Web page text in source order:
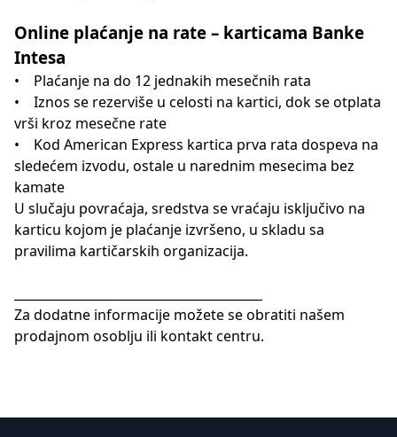
Online plaćanje na rate – karticama Banke
Intesa
• Plaćanje na do 12 jednakih mesečnih rata
• Iznos se rezerviše u celosti na kartici, dok se otplata
vrši kroz mesečne rate
• Kod American Express kartica prva rata dospeva na
sledećem izvodu, ostale u narednim mesecima bez
kamate
U slučaju povraćaja, sredstva se vraćaju isključivo na
karticu kojom je plaćanje izvršeno, u skladu sa
pravilima kartičarskih organizacija.
Za dodatne informacije možete se obratiti našem
prodajnom osoblju ili kontakt centru.